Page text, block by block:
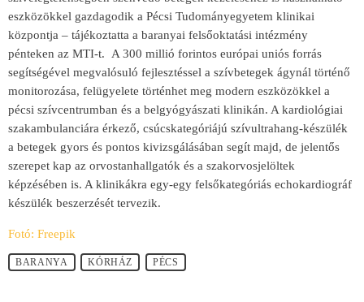
eszközökkel gazdagodik a Pécsi Tudományegyetem klinikai
központja – tájékoztatta a baranyai felsőoktatási intézmény
pénteken az MTI-t. A 300 millió forintos európai uniós forrás
segítségével megvalósuló fejlesztéssel a szívbetegek ágynál történő
monitorozása, felügyelete történhet meg modern eszközökkel a
pécsi szívcentrumban és a belgyógyászati klinikán. A kardiológiai
szakambulanciára érkező, csúcskategóriájú szívultrahang-készülék
a betegek gyors és pontos kivizsgálásában segít majd, de jelentős
szerepet kap az orvostanhallgatók és a szakorvosjelöltek
képzésében is. A klinikákra egy-egy felsőkategóriás echokardiográf
készülék beszerzését tervezik.
Fotó: Freepik
BARANYA KÓRHÁZ PÉCS